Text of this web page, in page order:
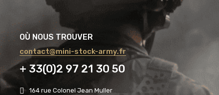
OÙ NOUS TROUVER
contact@mini-stock-army.fr
+ 33(0)2 97 21 30 50
164 rue Colonel Jean Muller